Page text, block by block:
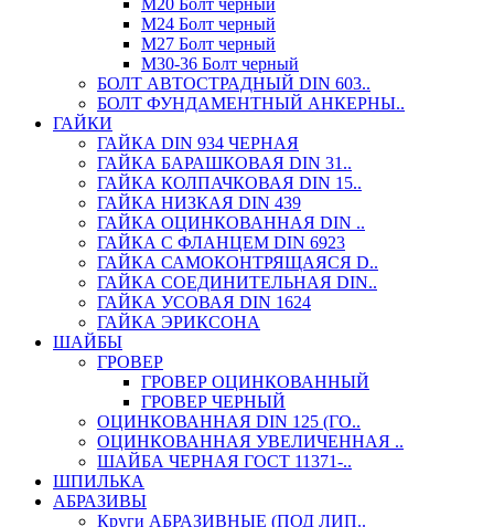
М20 Болт черный
М24 Болт черный
М27 Болт черный
М30-36 Болт черный
БОЛТ АВТОСТРАДНЫЙ DIN 603..
БОЛТ ФУНДАМЕНТНЫЙ АНКЕРНЫ..
ГАЙКИ
ГАЙКА DIN 934 ЧЕРНАЯ
ГАЙКА БАРАШКОВАЯ DIN 31..
ГАЙКА КОЛПАЧКОВАЯ DIN 15..
ГАЙКА НИЗКАЯ DIN 439
ГАЙКА ОЦИНКОВАННАЯ DIN ..
ГАЙКА С ФЛАНЦЕМ DIN 6923
ГАЙКА САМОКОНТРЯЩАЯСЯ D..
ГАЙКА СОЕДИНИТЕЛЬНАЯ DIN..
ГАЙКА УСОВАЯ DIN 1624
ГАЙКА ЭРИКСОНА
ШАЙБЫ
ГРОВЕР
ГРОВЕР ОЦИНКОВАННЫЙ
ГРОВЕР ЧЕРНЫЙ
ОЦИНКОВАННАЯ DIN 125 (ГО..
ОЦИНКОВАННАЯ УВЕЛИЧЕННАЯ ..
ШАЙБА ЧЕРНАЯ ГОСТ 11371-..
ШПИЛЬКА
АБРАЗИВЫ
Круги АБРАЗИВНЫЕ (ПОД ЛИП..